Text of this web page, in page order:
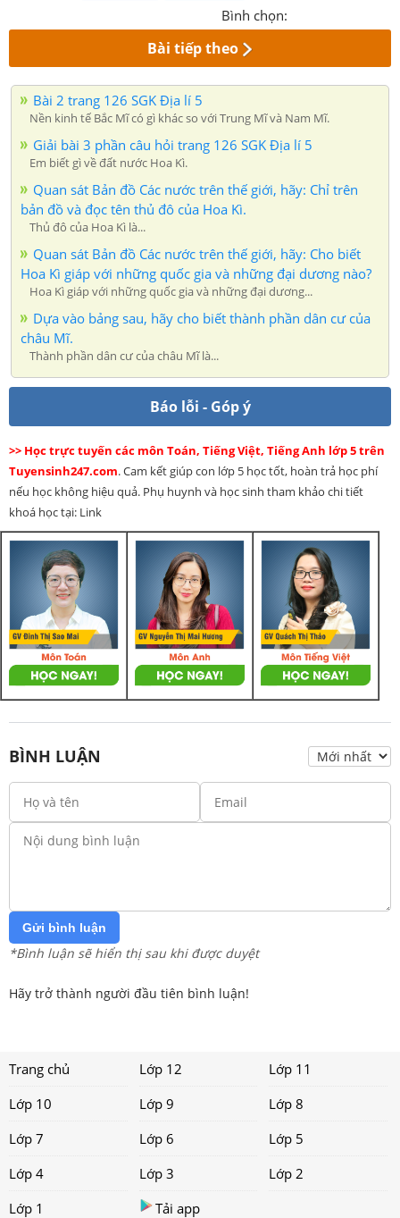
Bình chọn:
Bài tiếp theo
Bài 2 trang 126 SGK Địa lí 5
Nền kinh tế Bắc Mĩ có gì khác so với Trung Mĩ và Nam Mĩ.
Giải bài 3 phần câu hỏi trang 126 SGK Địa lí 5
Em biết gì về đất nước Hoa Kì.
Quan sát Bản đồ Các nước trên thế giới, hãy: Chỉ trên
bản đồ và đọc tên thủ đô của Hoa Kì.
Thủ đô của Hoa Kì là...
Quan sát Bản đồ Các nước trên thế giới, hãy: Cho biết
Hoa Kì giáp với những quốc gia và những đại dương nào?
Hoa Kì giáp với những quốc gia và những đại dương...
Dựa vào bảng sau, hãy cho biết thành phần dân cư của
châu Mĩ.
Thành phần dân cư của châu Mĩ là...
Báo lỗi - Góp ý
>> Học trực tuyến các môn Toán, Tiếng Việt, Tiếng Anh lớp 5 trên
Tuyensinh247.com. Cam kết giúp con lớp 5 học tốt, hoàn trả học phí
nếu học không hiệu quả. Phụ huynh và học sinh tham khảo chi tiết
khoá học tại: Link
BÌNH LUẬN
Gửi bình luận
*Bình luận sẽ hiển thị sau khi được duyệt
Hãy trở thành người đầu tiên bình luận!
Trang chủ Lớp 12
Lớp 11
Lớp 10
Lớp 9
Lớp 8
Lớp 7
Lớp 6
Lớp 5
Lớp 4
Lớp 3
Lớp 2
Lớp 1
Tải app